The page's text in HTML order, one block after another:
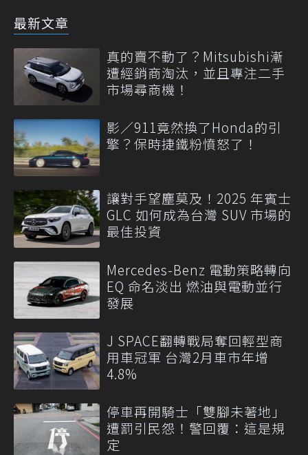
最新文章
真的賣不動了？Mitsubishi漸
遭經銷商淘汰，並且專注二手
市場尋商機！
影／911竟然換了Honda的引
擎？保時捷鐵粉憤怒了！
讓對手望塵莫及！2025 年賓士
GLC 如何成為台灣 SUV 市場的
最佳投資
Mercedes-Benz 電動策略轉向
EQ 命名淡出 燃油與電動並行
發展
J SPACE翻轉戰局奪回輕型商
用車冠軍 台灣2月車市年增
4.8%
停車再開騎士「雙腳未著地」
遭罰引民怨！警回覆：這是規
定